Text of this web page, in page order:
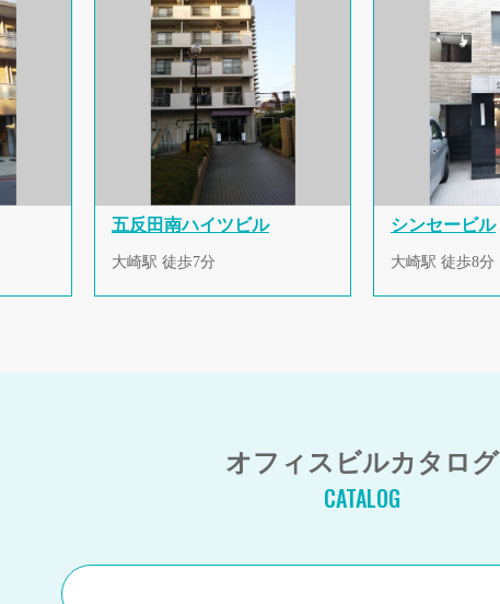
五反田南ハイツビル
大崎駅 徒歩7分
シンセービル
大崎駅 徒歩8分
オフィスビルカタログ
CATALOG